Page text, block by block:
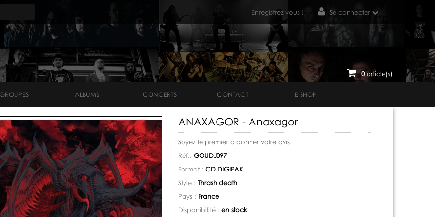
Enregistrez-vous ! Se connecter
0article(s)
GROUPES ALBUMS CONCERTS CONTACT E-SHOP
ANAXAGOR - Anaxagor
Soyez le premier à donner votre avis
Réf.: GOUDJ097
Format : CD DIGIPAK
Style : Thrash death
Pays : France
Disponibilité : en stock